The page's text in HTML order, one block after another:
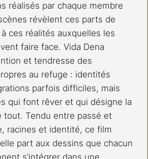
réalisés par chaque membre
révèlent ces parts de
ces réalités auxquelles les
faire face. Vida Dena
et tendresse des
au refuge : identités
parfois difficiles, mais
qui font rêver et qui désigne la
tout. Tendu entre passé et
racines et identité, ce film
part aux dessins que chacun